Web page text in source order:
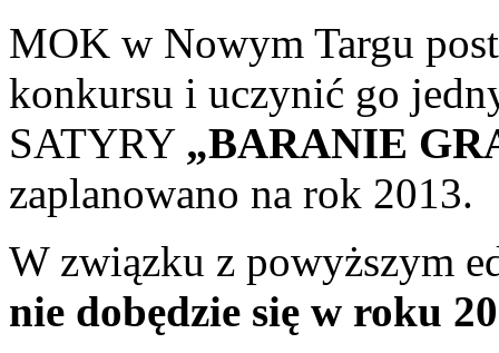
MOK w Nowym Targu
konkursu i uczynić go
SATYRY „BARANIE
zaplanowano na rok 2013.
W związku z powyższym
nie dobędzie się w roku